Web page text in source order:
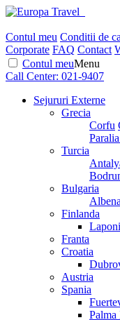
Contul meu Conditii de
Corporate FAQ Contact
Contul meuMenu
Call Center: 021-9407
Sejururi Externe
Grecia
Corfu
Turcia
Bulgaria
Albena
Finlanda
Franta
Croatia
Austria
Spania